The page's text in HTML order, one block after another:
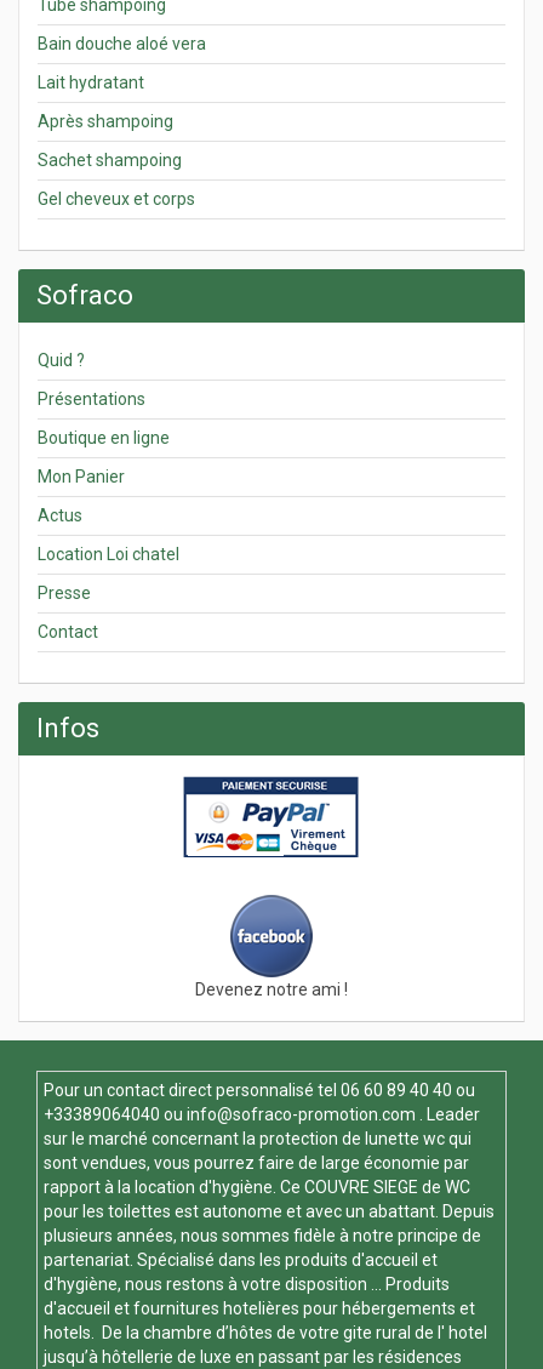
Tube shampoing
Bain douche aloé vera
Lait hydratant
Après shampoing
Sachet shampoing
Gel cheveux et corps
Sofraco
Quid ?
Présentations
Boutique en ligne
Mon Panier
Actus
Location Loi chatel
Presse
Contact
Infos
Devenez notre ami !
Pour un contact direct personnalisé tel 06 60 89 40 40 ou
+33389064040 ou info@sofraco-promotion.com . Leader
sur le marché concernant la protection de lunette wc qui
sont vendues, vous pourrez faire de large économie par
rapport à la location d'hygiène. Ce COUVRE SIEGE de WC
pour les toilettes est autonome et avec un abattant. Depuis
plusieurs années, nous sommes fidèle à notre principe de
partenariat. Spécialisé dans les produits d'accueil et
d'hygiène, nous restons à votre disposition ... Produits
d'accueil et fournitures hotelières pour hébergements et
hotels. De la chambre d’hôtes de votre gite rural de l' hotel
jusqu’à hôtellerie de luxe en passant par les résidences